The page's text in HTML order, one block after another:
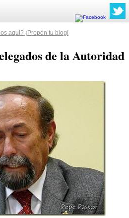
aquí? ¡Propón tu blog!
de la Autoridad